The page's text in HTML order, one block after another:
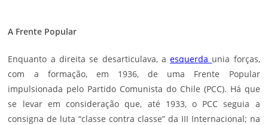
A Frente Popular
Enquanto a direita se desarticulava, aesquerda unia forças,
com a formação, em 1936, de uma Frente Popular
impulsionada pelo Partido Comunista do Chile (PCC). Há que
se levar em consideração que, até 1933, o PCC seguia a
consigna de luta “classe contra classe” da III Internacional; na